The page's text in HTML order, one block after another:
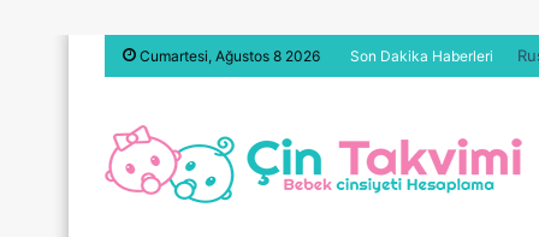
Cumartesi, Ağustos 8 2026 Son Dakika Haberleri